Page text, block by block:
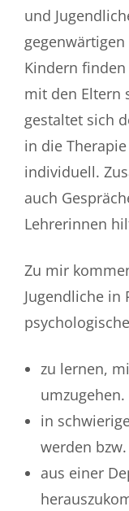
und
Kindern
mit den Eltern
gestaltet sich
in die
individuell.
auch
Lehrerinnen
Zu mir
Jugendliche in
zu lernen,
umzugehen.
in
werden
aus einer